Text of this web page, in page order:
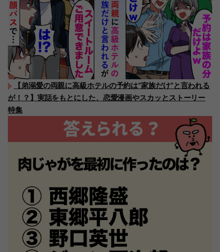
【弟溺愛の両親に高級ホテルの予約は“家族だけ”と言われる
が！？】実話をもとにした、恋愛漫画やスカッとストーリー
特集